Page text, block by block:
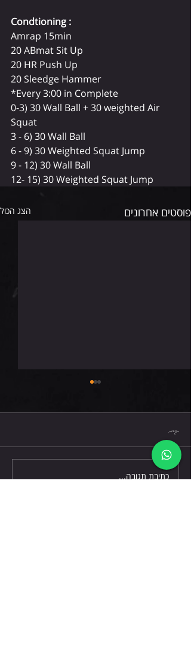
Condtioning :
Amrap 15min
20 ABmat Sit Up
20 HR Push Up
20 Sleedge Hammer
*Every 3:00 in Complete
0-3) 30 Wall Ball + 30 weighted Air
Squat
3 - 6) 30 Wall Ball
6 - 9) 30 Weighted Squat Jump
9 - 12) 30 Wall Ball
12- 15) 30 Weighted Squat Jump
פוסטים אחרונים הצג הכול
תגובות
כתיבת תגובה...